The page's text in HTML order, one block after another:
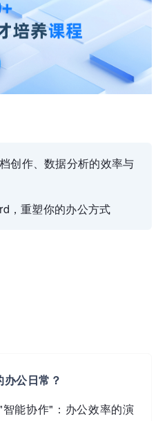
你成功入行AI岗位，🚀
AI人才！
力认证 · 全国合伙人招
募！
创作、数据分析的效率与
，重塑你的办公方式
公日常？
协作"：办公效率的演